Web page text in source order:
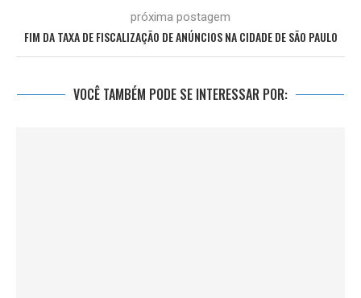
próxima postagem
FIM DA TAXA DE FISCALIZAÇÃO DE ANÚNCIOS NA CIDADE DE SÃO PAULO
VOCÊ TAMBÉM PODE SE INTERESSAR POR: